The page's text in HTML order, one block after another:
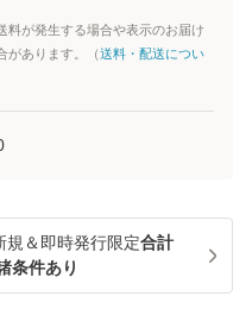
が発生する場合や表示のお届け
があります。（送料・配送につい
規＆即時発行限定合計
条件あり